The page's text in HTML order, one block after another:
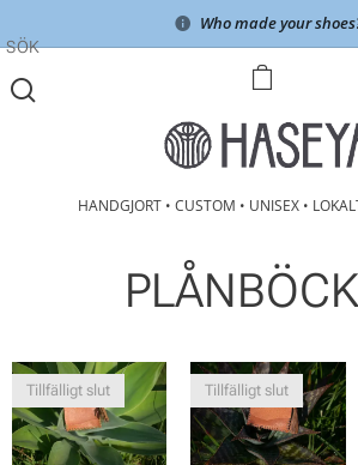
Who made your
HANDGJORT • CUSTOM • UNISEX •
SÖK
Tillfälligt slut Tillfälligt slut